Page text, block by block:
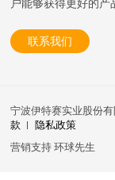
户能够获得更好的产
联系我们
宁波伊特赛实业股
款
隐私政策
营销支持环球先生